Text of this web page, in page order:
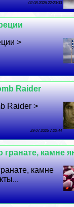
02 08 2026 22:23:33
>
Raider
Raider >
29 07 2026 7:20:44
камне
камне